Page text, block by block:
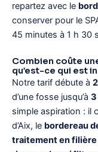
repartez avec le
conserver pour le
45 minutes à 1 h 30
Combien coûte
qu’est-ce qui est
Notre tarif débute à
d’une fosse jusqu’à
simple aspiration : il
d’Aix, le bordereau
traitement en filière